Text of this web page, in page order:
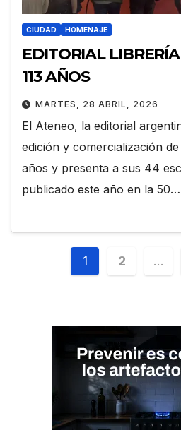
CIUDAD HOMENAJE
EDITORIAL
113 AÑOS
MARTES, 28 ABRIL, 2026
El Ateneo, la editorial
edición y comercialización
años y presenta a sus 44
publicado este año en la 50…
Paginación
entradas
1 2 …